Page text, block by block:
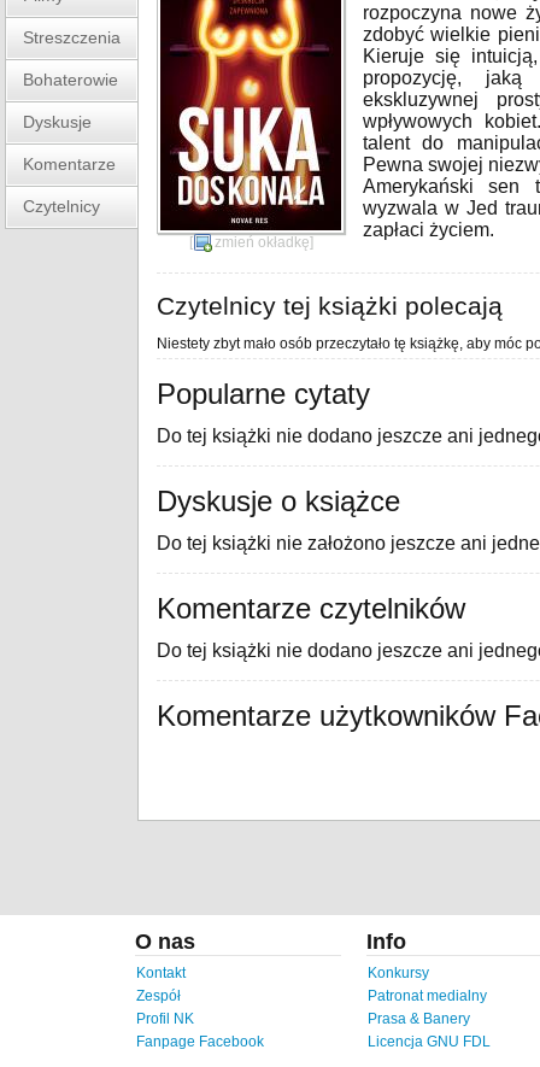
Streszczenia
Bohaterowie
Dyskusje
Komentarze
Czytelnicy
[ zmień okładkę]
rozpoczyna nowe
zdobyć wielkie
Kieruje się
propozycję,
ekskluzywnej
wpływowych
talent do
Pewna swojej
Amerykański
wyzwala w Jed
zapłaci życiem.
Czytelnicy tej książki polecają
Niestety zbyt mało osób przeczytało tę książkę, aby móc
Popularne cytaty
Do tej książki nie dodano jeszcze ani
Dyskusje o książce
Do tej książki nie założono jeszcze ani
Komentarze czytelników
Do tej książki nie dodano jeszcze ani
Komentarze użytkowników
O nas
Kontakt
Zespół
Profil NK
Fanpage Facebook
Info
Konkursy
Patronat medialny
Prasa & Banery
Licencja GNU FDL